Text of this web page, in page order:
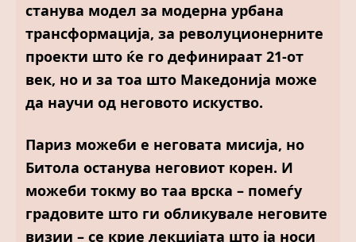
станува модел за модерна урбана
трансформација, за револуционерните
проекти што ќе го дефинираат 21-от
век, но и за тоа што Македонија може
да научи од неговото искуство.
Париз можеби е неговата мисија, но
Битола останува неговиот корен. И
можеби токму во таа врска – помеѓу
градовите што ги обликувале неговите
визии – се крие лекцијата што ја носи